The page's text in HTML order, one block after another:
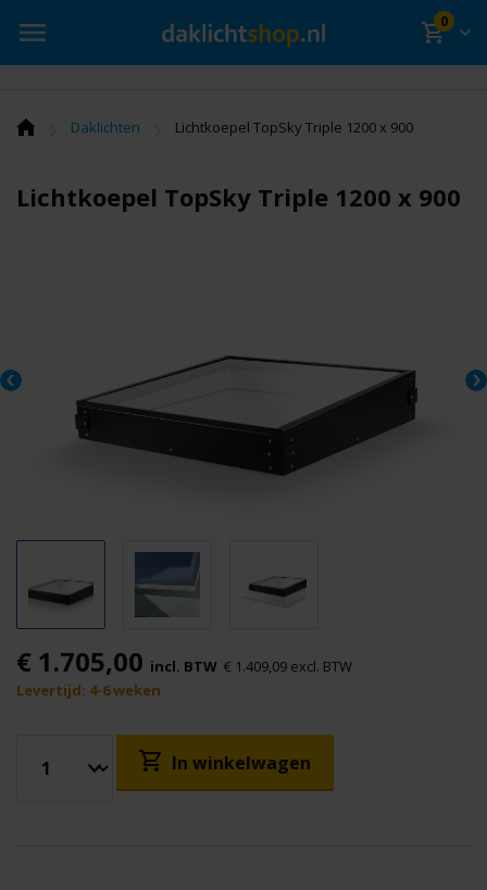
0
Daklichten Lichtkoepel TopSky Triple 1200 x 900
Lichtkoepel TopSky Triple 1200 x 900
€ 1.705,00 incl. BTW € 1.409,09 excl. BTW
Levertijd: 4-6 weken
In winkelwagen